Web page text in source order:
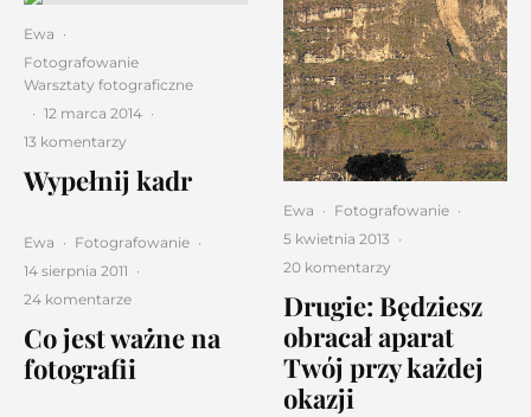
Ewa ·
Fotografowanie
Warsztaty fotograficzne
· 12 marca 2014 ·
13 komentarzy
Wypełnij kadr
Ewa · Fotografowanie ·
14 sierpnia 2011 ·
24 komentarze
Co jest ważne na
fotografii
Ewa · Fotografowanie ·
5 kwietnia 2013 ·
20 komentarzy
Drugie: Będziesz
obracał aparat
Twój przy każdej
okazji